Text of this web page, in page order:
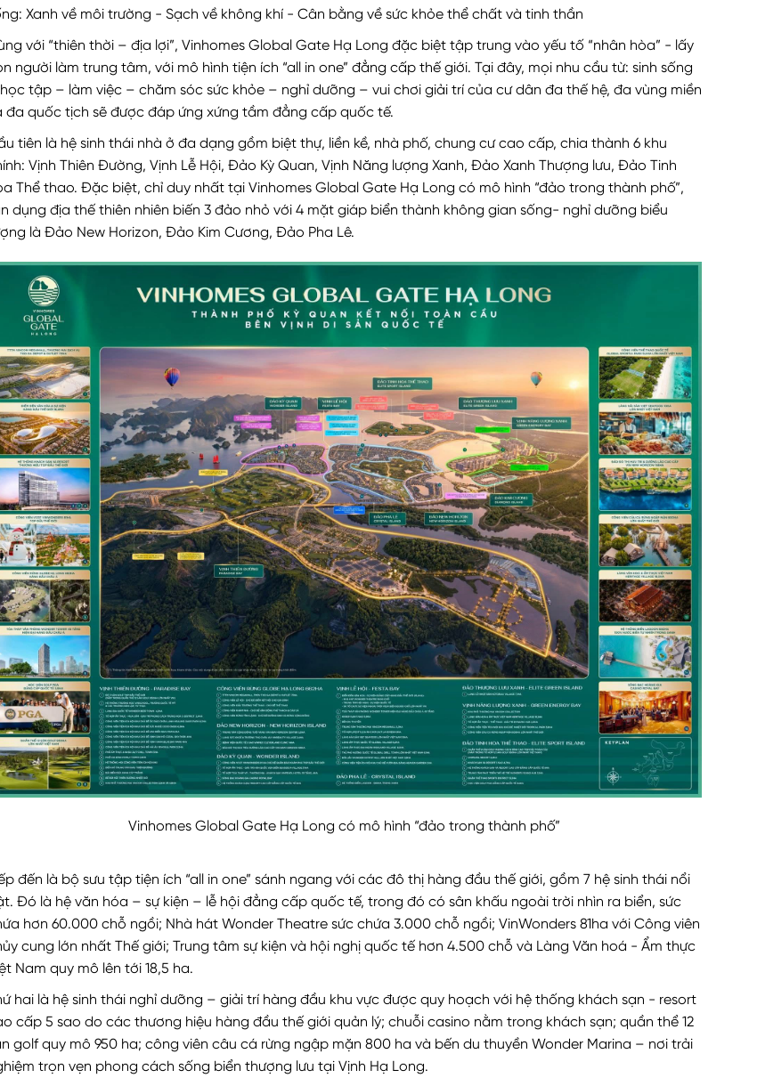
Xanh về môi trường - Sạch về không khí - Cân bằng về sức khỏe thể chất và tinh thần
với “thiên thời – địa lợi”, Vinhomes Global Gate Hạ Long đặc biệt tập trung vào yếu tố “nhân hòa” - lấy
người làm trung tâm, với mô hình tiện ích “all in one” đẳng cấp thế giới. Tại đây, mọi nhu cầu từ: sinh sống
tập – làm việc – chăm sóc sức khỏe – nghỉ dưỡng – vui chơi giải trí của cư dân đa thế hệ, đa vùng miền
đa quốc tịch sẽ được đáp ứng xứng tầm đẳng cấp quốc tế.
tiên là hệ sinh thái nhà ở đa dạng gồm biệt thự, liền kề, nhà phố, chung cư cao cấp, chia thành 6 khu
Vịnh Thiên Đường, Vịnh Lễ Hội, Đảo Kỳ Quan, Vịnh Năng lượng Xanh, Đảo Xanh Thượng lưu, Đảo Tinh
Thể thao. Đặc biệt, chỉ duy nhất tại Vinhomes Global Gate Hạ Long có mô hình “đảo trong thành phố”,
dụng địa thế thiên nhiên biến 3 đảo nhỏ với 4 mặt giáp biển thành không gian sống- nghỉ dưỡng biểu
là Đảo New Horizon, Đảo Kim Cương, Đảo Pha Lê.
Vinhomes Global Gate Hạ Long có mô hình “đảo trong thành phố”
đến là bộ sưu tập tiện ích “all in one” sánh ngang với các đô thị hàng đầu thế giới, gồm 7 hệ sinh thái nổi
Đó là hệ văn hóa – sự kiện – lễ hội đẳng cấp quốc tế, trong đó có sân khấu ngoài trời nhìn ra biển, sức
hơn 60.000 chỗ ngồi; Nhà hát Wonder Theatre sức chứa 3.000 chỗ ngồi; VinWonders 81ha với Công viên
cung lớn nhất Thế giới; Trung tâm sự kiện và hội nghị quốc tế hơn 4.500 chỗ và Làng Văn hoá - Ẩm thực
Nam quy mô lên tới 18,5 ha.
hai là hệ sinh thái nghỉ dưỡng – giải trí hàng đầu khu vực được quy hoạch với hệ thống khách sạn - resort
cấp 5 sao do các thương hiệu hàng đầu thế giới quản lý; chuỗi casino nằm trong khách sạn; quần thể 12
golf quy mô 950 ha; công viên câu cá rừng ngập mặn 800 ha và bến du thuyền Wonder Marina – nơi trải
trọn vẹn phong cách sống biển thượng lưu tại Vịnh Hạ Long.